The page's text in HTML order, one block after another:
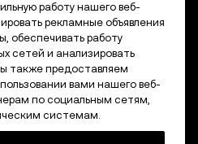
работу нашего веб-
рекламные объявления
обеспечивать работу
сетей и анализировать
также предоставляем
вами нашего веб-
по социальным сетям,
системам.